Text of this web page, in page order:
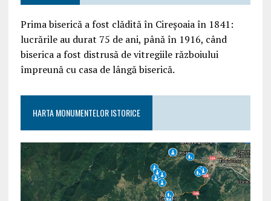
Prima biserică a fost clădită în Cireșoaia în 1841:
lucrările au durat 75 de ani, până în 1916, când
biserica a fost distrusă de vitregiile războiului
împreună cu casa de lângă biserică.
HARTA MONUMENTELOR ISTORICE